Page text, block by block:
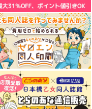
CREMOSO BLEND
ロイヤルマウンテン
770円（税込）
青山 澄香
サンプル
作品詳細